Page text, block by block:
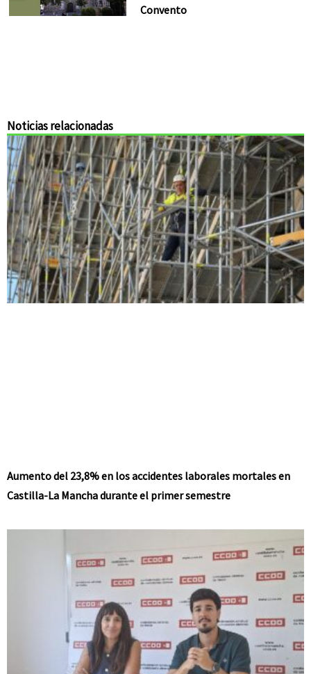
Convento
Noticias relacionadas
Aumento del 23,8% en los accidentes laborales mortales en
Castilla-La Mancha durante el primer semestre